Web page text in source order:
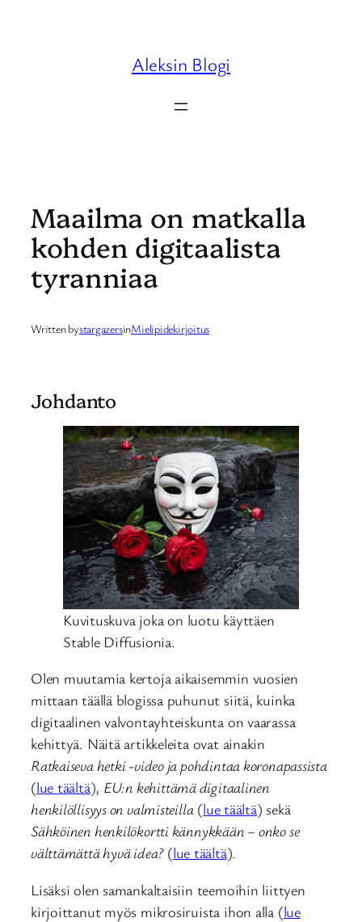
Aleksin Blogi
Maailma on matkalla
kohden digitaalista
tyranniaa
Written bystargazersinMielipidekirjoitus
Johdanto
Kuvituskuva joka on luotu käyttäen
Stable Diffusionia.
Olen muutamia kertoja aikaisemmin vuosien
mittaan täällä blogissa puhunut siitä, kuinka
digitaalinen valvontayhteiskunta on vaarassa
kehittyä. Näitä artikkeleita ovat ainakin
Ratkaiseva hetki -video ja pohdintaa koronapassista
(lue täältä), EU:n kehittämä digitaalinen
henkilöllisyys on valmisteilla(lue täältä) sekä
Sähköinen henkilökortti kännykkään – onko se
välttämättä hyvä idea?(lue täältä).
Lisäksi olen samankaltaisiin teemoihin liittyen
kirjoittanut myös mikrosiruista ihon alla (lue